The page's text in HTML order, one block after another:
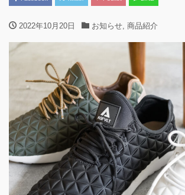
2022年10月20日 お知らせ, 商品紹介